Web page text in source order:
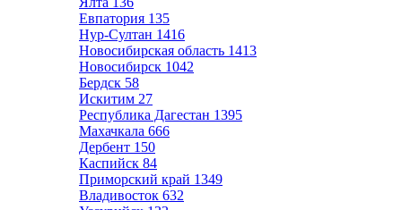
Евпатория 135
Нур-Султан 1416
Новосибирская область 1413
Новосибирск 1042
Бердск 58
Искитим 27
Республика Дагестан 1395
Махачкала 666
Дербент 150
Каспийск 84
Приморский край 1349
Владивосток 632